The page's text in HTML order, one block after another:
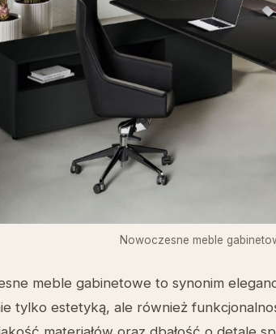
Nowoczesne meble
meble gabinetowe to synonim
tylko estetyką, ale również